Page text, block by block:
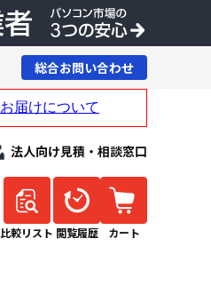
法人向け見積・相談窓口
比較リスト 閲覧履歴 カート
総合お問い合わせ